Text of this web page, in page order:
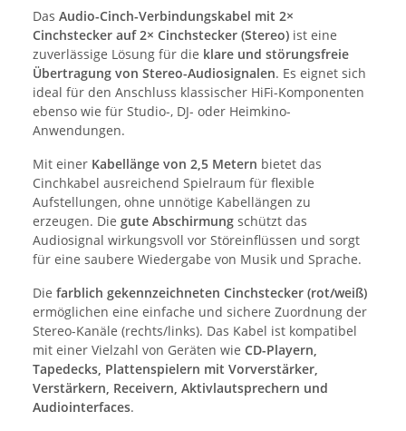
Das Audio-Cinch-Verbindungskabel mit 2×
Cinchstecker auf 2× Cinchstecker (Stereo) ist eine
zuverlässige Lösung für die klare und störungsfreie
Übertragung von Stereo-Audiosignalen. Es eignet sich
ideal für den Anschluss klassischer HiFi-Komponenten
ebenso wie für Studio-, DJ- oder Heimkino-
Anwendungen.
Mit einer Kabellänge von 2,5 Metern bietet das
Cinchkabel ausreichend Spielraum für flexible
Aufstellungen, ohne unnötige Kabellängen zu
erzeugen. Die gute Abschirmung schützt das
Audiosignal wirkungsvoll vor Störeinflüssen und sorgt
für eine saubere Wiedergabe von Musik und Sprache.
Die farblich gekennzeichneten Cinchstecker (rot/weiß)
ermöglichen eine einfache und sichere Zuordnung der
Stereo-Kanäle (rechts/links). Das Kabel ist kompatibel
mit einer Vielzahl von Geräten wie CD-Playern,
Tapedecks, Plattenspielern mit Vorverstärker,
Verstärkern, Receivern, Aktivlautsprechern und
Audiointerfaces.